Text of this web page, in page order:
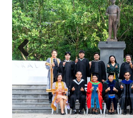
Previous